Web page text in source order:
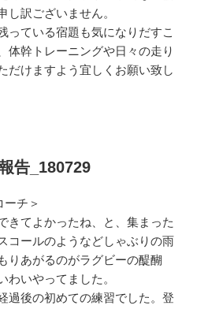
し訳ございません。
っている宿題も気になりだすこ
体幹トレーニングや日々の走り
だけますよう宜しくお願い致し
告_180729
ーチ＞
きてよかったね、と、集まった
コールのようなどしゃぶりの雨
りあがるのがラグビーの醍醐
わいやってました。
過後の初めての練習でした。登